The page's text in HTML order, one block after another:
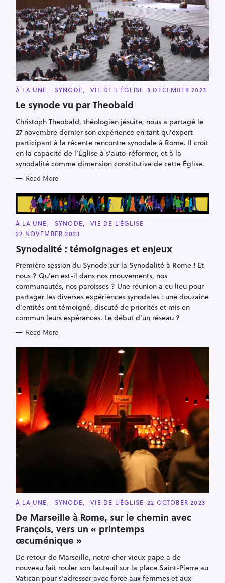
C
T
E
O
R
I
E
S
À LA UNE SYNODE VIE DE L'ÉGLISE 3 DECEMBER 2023
Le synode vu par Theobald
Christoph Theobald, théologien jésuite, nous a partagé le
27 novembre dernier son expérience en tant qu’expert
participant à la récente rencontre synodale à Rome. Il croit
en la capacité de l’Église à s'auto-réformer, et à la
synodalité comme dimension constitutive de cette Église.
Read More
C
T
G
R
I
E
À LA UNE SYNODE
VIE DE L'ÉGLISE
22 NOVEMBER 2023
Synodalité : témoignages et enjeux
Première session du Synode sur la Synodalité à Rome ! Et
nous ? Qu'en est-il dans nos mouvements, nos
communautés, nos paroisses ? Une réunion a eu lieu pour
partager les diverses expériences synodales : une douzaine
d'entités ont témoigné, discuté de priorités et mis en
commun leurs espérances. Le début d’un réseau ?
Read More
C
T
E
G
O
R
E
S
À LA UNE SYNODE VIE DE L'ÉGLISE 22 OCTOBER 2023
De Marseille à Rome, sur le chemin avec
François, vers un « printemps
œcuménique »
De retour de Marseille, notre cher vieux pape a de
nouveau fait rouler son fauteuil sur la place Saint-Pierre au
Vatican pour s’adresser avec force aux femmes et aux
: